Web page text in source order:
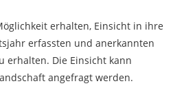
erhalten, Einsicht in ihre
erfassten und anerkannten
erhalten. Die Einsicht kann
angefragt werden.